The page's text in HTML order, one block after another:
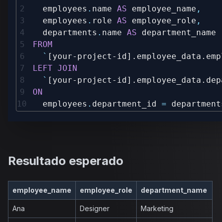
  employees
. name AS employee_name ,
  employees
. role AS employee_role ,
  departments
. name AS
FROM
` [your-project-
LEFT JOIN
` [your-project-
ON
  employees
. department_id =
Resultado esperado
employee_name employee_role department_name
Ana Designer Marketing